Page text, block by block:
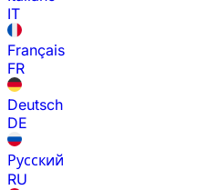
IT
Français
FR
Deutsch
DE
Русский
RU